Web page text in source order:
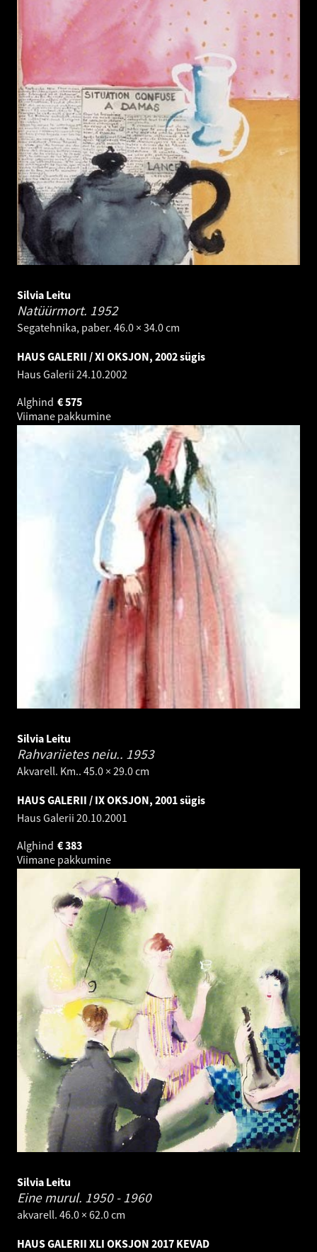
Silvia Leitu
Natüürmort. 1952
Segatehnika, paber. 46.0 × 34.0 cm
HAUS GALERII / XI OKSJON, 2002 sügis
Haus Galerii 24.10.2002
Alghind
575
€
Viimane pakkumine
Silvia Leitu
Rahvariietes neiu.. 1953
Akvarell. Km.. 45.0 × 29.0 cm
HAUS GALERII / IX OKSJON, 2001 sügis
Haus Galerii 20.10.2001
Alghind
383
€
Viimane pakkumine
Silvia Leitu
Eine murul. 1950 - 1960
akvarell. 46.0 × 62.0 cm
HAUS GALERII XLI OKSJON 2017 KEVAD